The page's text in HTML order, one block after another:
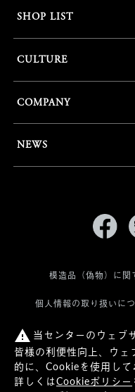
warning 当センターのウェブ
皆様の利便性向上、ウェ
的に、Cookieを使用して
詳しくはCookieポリシー
SHOP LIST
CULTURE
COMPANY
NEWS
模造品（偽物）に関
個人情報の取り扱いに
©